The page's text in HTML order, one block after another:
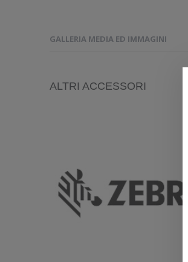
GALLERIA MEDIA ED IMMAGINI
ALTRI ACCESSORI